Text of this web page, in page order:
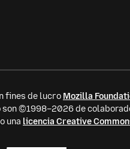
fines de lucro Mozilla
son ©1998–2026 de
una licencia Creative